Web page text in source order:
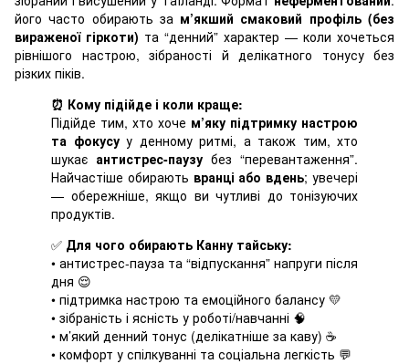
його часто обирають за м’якший смаковий профіль (без
вираженої гіркоти) та “денний” характер — коли хочеться
рівнішого настрою, зібраності й делікатного тонусу без
різких піків.
⏰ Кому підійде і коли краще:
Підійде тим, хто хоче м’яку підтримку настрою
та фокусуу денному ритмі, а також тим, хто
шукає антистрес-паузу без “перевантаження”.
Найчастіше обирають вранці або вдень; увечері
— обережніше, якщо ви чутливі до тонізуючих
продуктів.
✅ Для чого обирають Канну тайську:
• антистрес-пауза та “відпускання” напруги після
дня 😌
• підтримка настрою та емоційного балансу 💛
• зібраність і ясність у роботі/навчанні 🧠
• м’який денний тонус (делікатніше за каву) ☕️
• комфорт у спілкуванні та соціальна легкість 💬